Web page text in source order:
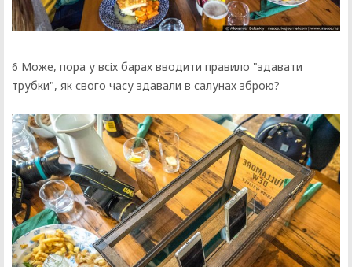
6 Може, пора у всіх барах вводити правило "здавати
трубки", як свого часу здавали в салунах зброю?